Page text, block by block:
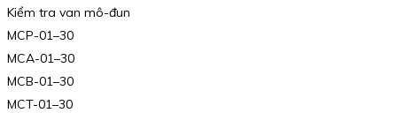
Kiểm tra van mô-đun
MCP-01–30
MCA-01–30
MCB-01–30
MCT-01–30